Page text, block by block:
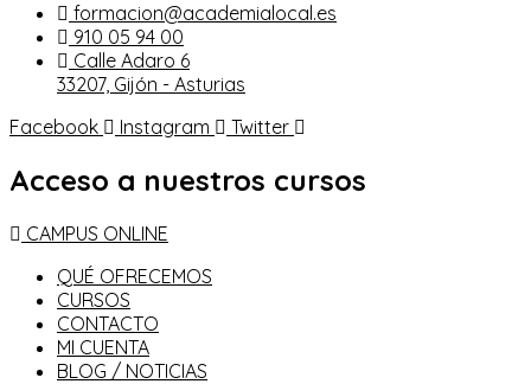
formacion@academialocal.es
910 05 94 00
Calle Adaro 6
33207, Gijón - Asturias
Facebook
Instagram Twitter
Acceso a nuestros cursos
CAMPUS ONLINE
QUÉ OFRECEMOS
CURSOS
CONTACTO
MI CUENTA
BLOG / NOTICIAS